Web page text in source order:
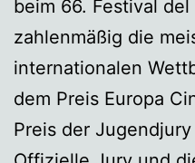
beim 66. Festival
zahlenmäßig die
internationalen
dem Preis Europa
Preis der